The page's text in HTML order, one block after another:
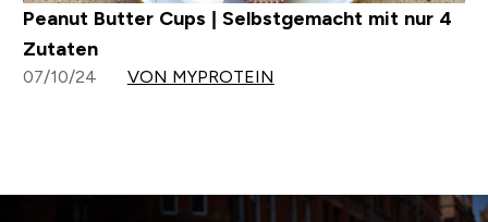
Peanut Butter Cups | Selbstgemacht mit nur 4
Zutaten
07/10/24 VON MYPROTEIN